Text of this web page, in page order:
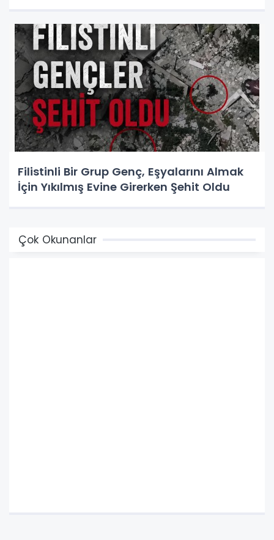
Filistinli Bir Grup Genç, Eşyalarını Almak
İçin Yıkılmış Evine Girerken Şehit Oldu
Çok Okunanlar